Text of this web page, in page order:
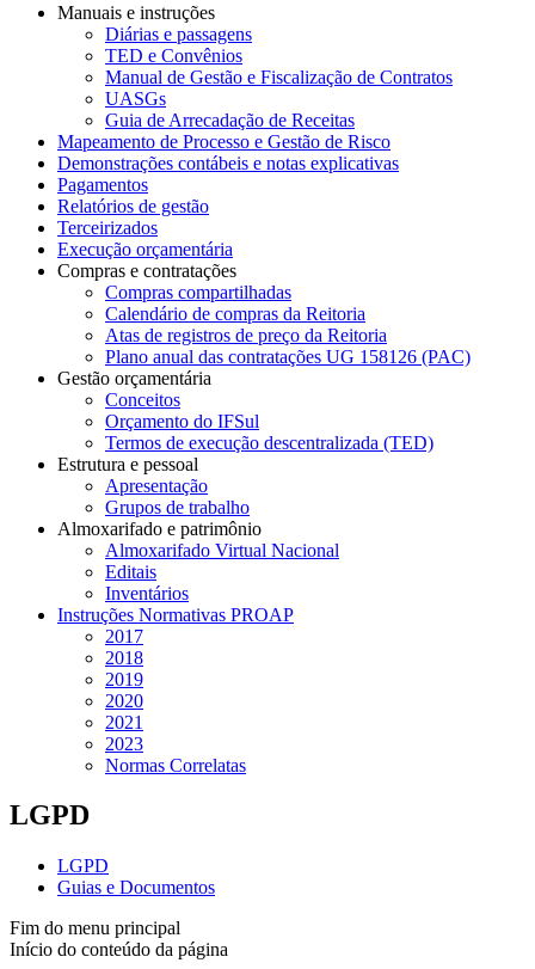
Manuais e instruções
Diárias e passagens
TED e Convênios
Manual de Gestão e Fiscalização de Contratos
UASGs
Guia de Arrecadação de Receitas
Mapeamento de Processo e Gestão de Risco
Demonstrações contábeis e notas explicativas
Pagamentos
Relatórios de gestão
Terceirizados
Execução orçamentária
Compras e contratações
Compras compartilhadas
Calendário de compras da Reitoria
Atas de registros de preço da Reitoria
Plano anual das contratações UG 158126 (PAC)
Gestão orçamentária
Conceitos
Orçamento do IFSul
Termos de execução descentralizada (TED)
Estrutura e pessoal
Apresentação
Grupos de trabalho
Almoxarifado e patrimônio
Almoxarifado Virtual Nacional
Editais
Inventários
Instruções Normativas PROAP
2017
2018
2019
2020
2021
2023
Normas Correlatas
LGPD
LGPD
Guias e Documentos
Fim do menu principal
Início do conteúdo da página